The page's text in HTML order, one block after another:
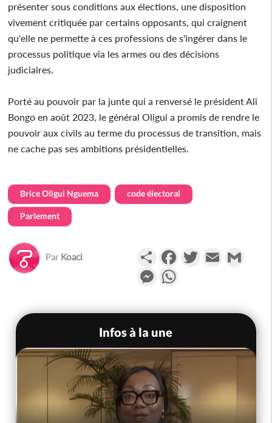
présenter sous conditions aux élections, une disposition
vivement critiquée par certains opposants, qui craignent
qu'elle ne permette à ces professions de s'ingérer dans le
processus politique via les armes ou des décisions
judiciaires.
Porté au pouvoir par la junte qui a renversé le président Ali
Bongo en août 2023, le général Oligui a promis de rendre le
pouvoir aux civils au terme du processus de transition, mais
ne cache pas ses ambitions présidentielles.
Brice Oligui Nguema code électoral
Parlement
Par Koaci PartagerFacebookTwitterEmail
Messenger
Infos à la une